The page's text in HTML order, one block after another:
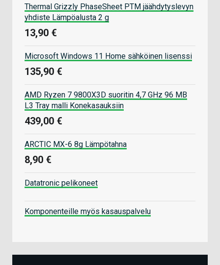
Thermal Grizzly PhaseSheet PTM jäähdytyslevyn
yhdiste Lämpöalusta 2 g
13,90 €
Microsoft Windows 11 Home sähköinen lisenssi
135,90 €
AMD Ryzen 7 9800X3D suoritin 4,7 GHz 96 MB
L3 Tray malli Konekasauksiin
439,00 €
ARCTIC MX-6 8g Lämpötahna
8,90 €
Datatronic pelikoneet
Komponenteille myös kasauspalvelu